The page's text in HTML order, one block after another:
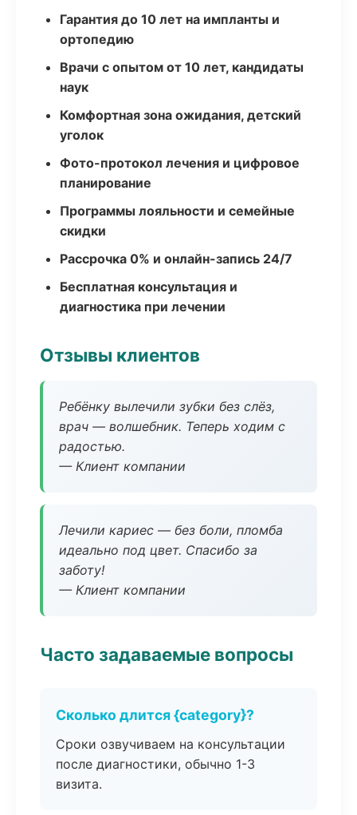
Гарантия до 10 лет на импланты и
ортопедию
Врачи с опытом от 10 лет, кандидаты
наук
Комфортная зона ожидания, детский
уголок
Фото-протокол лечения и цифровое
планирование
Программы лояльности и семейные
скидки
Рассрочка 0% и онлайн-запись 24/7
Бесплатная консультация и
диагностика при лечении
Отзывы клиентов
Ребёнку вылечили зубки без слёз,
врач — волшебник. Теперь ходим с
радостью.
— Клиент компании
Лечили кариес — без боли, пломба
идеально под цвет. Спасибо за
заботу!
— Клиент компании
Часто задаваемые вопросы
Сколько длится {category}?
Сроки озвучиваем на консультации
после диагностики, обычно 1-3
визита.